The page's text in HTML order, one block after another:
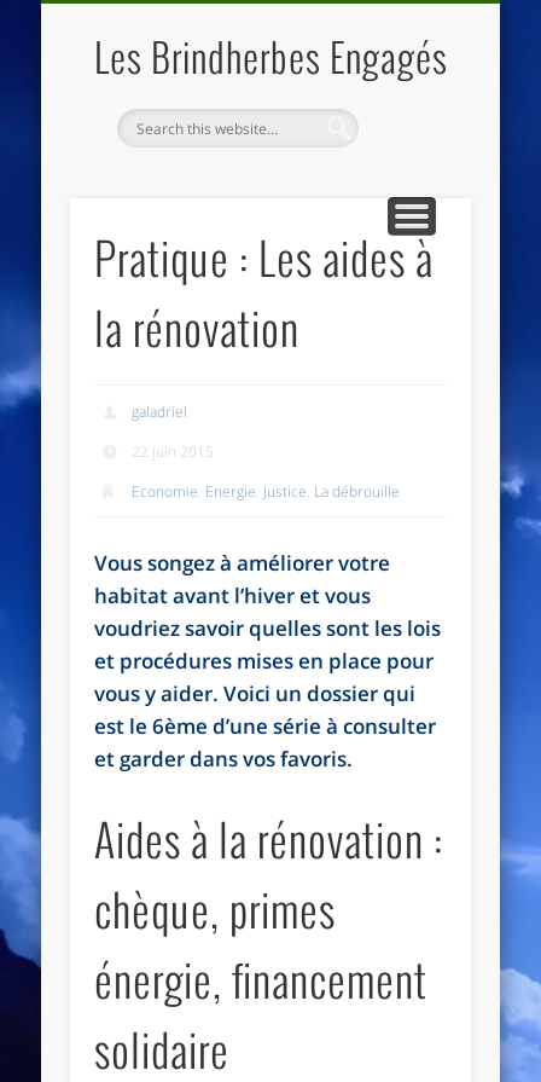
Les Brindherbes Engagés
Pratique : Les aides à
la rénovation
galadriel
22 juin 2015
Economie, Energie, Justice, La débrouille
Vous songez à améliorer votre
habitat avant l’hiver et vous
voudriez savoir quelles sont les lois
et procédures mises en place pour
vous y aider. Voici un dossier qui
est le 6ème d’une série à consulter
et garder dans vos favoris.
Aides à la rénovation :
chèque, primes
énergie, financement
solidaire